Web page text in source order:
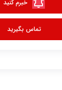
خبرم کنید
تماس بگیرید